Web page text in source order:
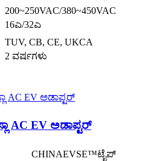
200~250VAC/380~450VAC
16ಎ/32ಎ
TUV, CB, CE, UKCA
2 ವರ್ಷಗಳು
AC EV ಅಡಾಪ್ಟರ್
CHINAEVSE™️ಟೈಪ್